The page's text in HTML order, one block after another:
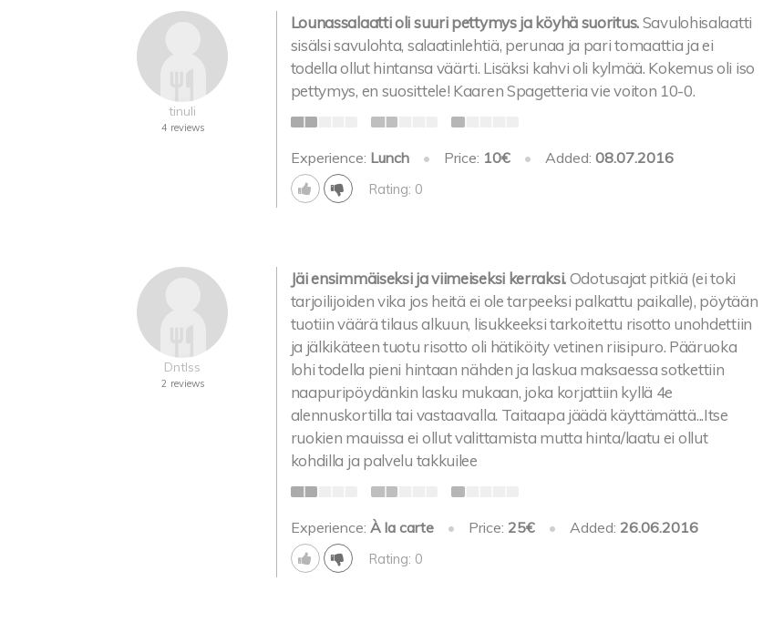
tinuli
4 reviews
Lounassalaatti oli suuri pettymys ja köyhä suoritus.Savulohisalaatti
sisälsi savulohta, salaatinlehtiä, perunaa ja pari tomaattia ja ei
todella ollut hintansa väärti. Lisäksi kahvi oli kylmää. Kokemus oli iso
pettymys, en suosittele! Kaaren Spagetteria vie voiton 10-0.
Experience: Lunch • Price: 10€ • Added:08.07.2016
Rating: 0
Dntlss
2 reviews
Jäi ensimmäiseksi ja viimeiseksi kerraksi.Odotusajat pitkiä (ei toki
tarjoilijoiden vika jos heitä ei ole tarpeeksi palkattu paikalle), pöytään
tuotiin väärä tilaus alkuun, lisukkeeksi tarkoitettu risotto unohdettiin
ja jälkikäteen tuotu risotto oli hätiköity vetinen riisipuro. Pääruoka
lohi todella pieni hintaan nähden ja laskua maksaessa sotkettiin
naapuripöydänkin lasku mukaan, joka korjattiin kyllä 4e
alennuskortilla tai vastaavalla. Taitaapa jäädä käyttämättä...Itse
ruokien mauissa ei ollut valittamista mutta hinta/laatu ei ollut
kohdilla ja palvelu takkuilee
Experience: À la carte • Price: 25€ • Added: 26.06.2016
Rating: 0